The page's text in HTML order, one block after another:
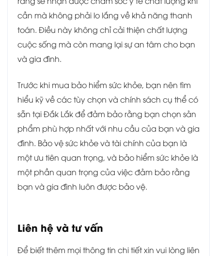
cần mà không phải lo lắng về khả năng thanh
toán. Điều này không chỉ cải thiện chất lượng
cuộc sống mà còn mang lại sự an tâm cho bạn
và gia đình.
Trước khi mua bảo hiểm sức khỏe, bạn nên tìm
hiểu kỹ về các tùy chọn và chính sách cụ thể có
sẵn tại Đắk Lắk để đảm bảo rằng bạn chọn sản
phẩm phù hợp nhất với nhu cầu của bạn và gia
đình. Bảo vệ sức khỏe và tài chính của bạn là
một ưu tiên quan trọng, và bảo hiểm sức khỏe là
một phần quan trọng của việc đảm bảo rằng
bạn và gia đình luôn được bảo vệ.
Liên hệ và tư vấn
Để biết thêm mọi thông tin chi tiết xin vui lòng liên